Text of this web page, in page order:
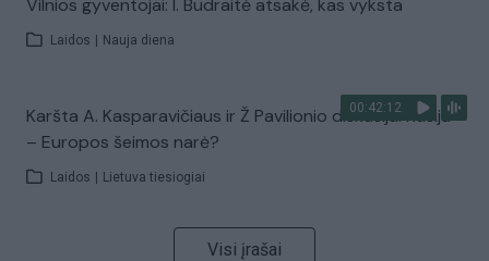
Vilnios gyventojai: I. Budraitė atsakė, kas vyksta
Laidos Nauja diena
00:42:12
Karšta A. Kasparavičiaus ir Ž Pavilionio diskusija: Rusija
– Europos šeimos narė?
Laidos Lietuva tiesiogiai
Visi įrašai